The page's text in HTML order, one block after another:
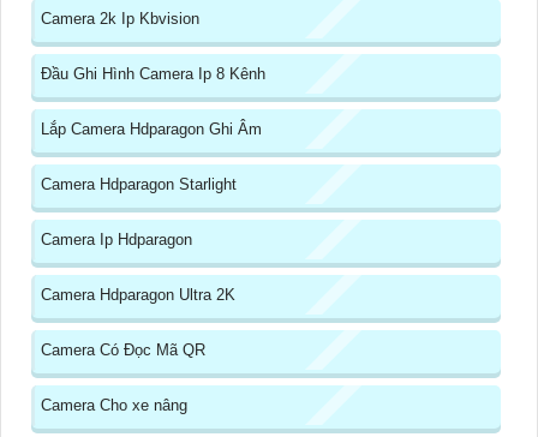
Camera 2k Ip Kbvision
Đầu Ghi Hình Camera Ip 8 Kênh
Lắp Camera Hdparagon Ghi Âm
Camera Hdparagon Starlight
Camera Ip Hdparagon
Camera Hdparagon Ultra 2K
Camera Có Đọc Mã QR
Camera Cho xe nâng